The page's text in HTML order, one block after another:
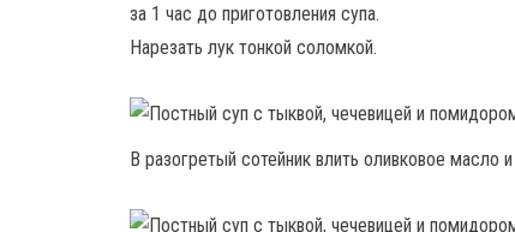
за 1 час до приготовления супа.
Нарезать лук тонкой соломкой.
В разогретый сотейник влить оливковое